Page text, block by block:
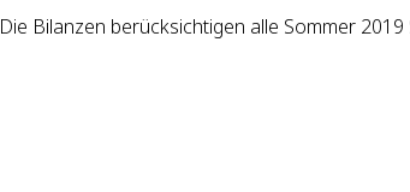
Die Bilanzen berücksichtigen alle Sommer